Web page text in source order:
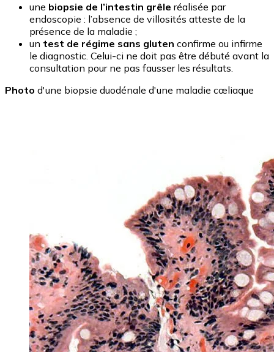
une biopsie de l’intestin grêle réalisée par
endoscopie : l’absence de villosités atteste de la
présence de la maladie ;
un test de régime sans gluten confirme ou infirme
le diagnostic. Celui-ci ne doit pas être débuté avant la
consultation pour ne pas fausser les résultats.
Photo d'une biopsie duodénale d'une maladie cœliaque